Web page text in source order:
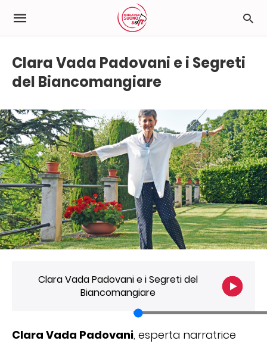
Clara Vada Padovani e i Segreti
del Biancomangiare
Clara Vada Padovani e i Segreti del
Biancomangiare
Clara Vada Padovani, esperta narratrice